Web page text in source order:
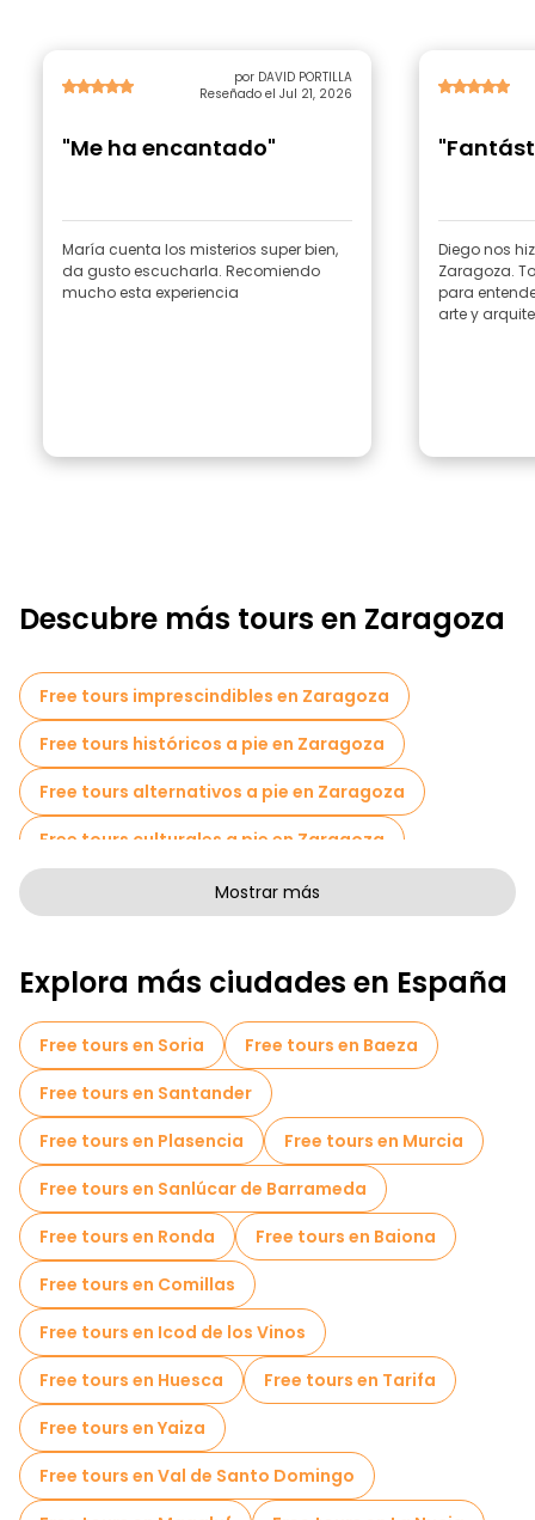
por DAVID PORTILLA
Reseñado el Jul 21, 2026
"Me ha encantado"
María cuenta los misterios super bien,
da gusto escucharla. Recomiendo
mucho esta experiencia
Diego nos
Zaragoza.
para
arte y
Descubre más tours en Zaragoza
Free tours imprescindibles en Zaragoza
Free tours históricos a pie en Zaragoza
Free tours alternativos a pie en Zaragoza
Free tours culturales a pie en Zaragoza
Free tours de arte a pie en Zaragoza
Tours autoguiados en Zaragoza
Juegos de escape en Zaragoza
Tours fotográficos en Zaragoza
Free Tour Leyendas y Misterios de Zaragoza
Free tour por el casco antiguo en Zaragoza
Tours mercados en Zaragoza
Tours gastronómicos en Zaragoza
Free tours cerca Mercado Central de Zaragoza
Free tours cerca Sala de Exposiciones La Lonja
Mostrar más
Explora más ciudades en España
Free tours en Soria
Free tours en Baeza
Free tours en Santander
Free tours en Plasencia
Free tours en Murcia
Free tours en Sanlúcar de Barrameda
Free tours en Ronda
Free tours en Baiona
Free tours en Comillas
Free tours en Icod de los Vinos
Free tours en Huesca
Free tours en Tarifa
Free tours en Yaiza
Free tours en Val de Santo Domingo